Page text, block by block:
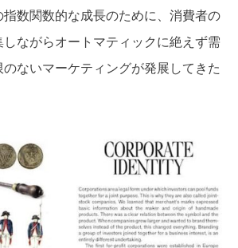
数関数的な成長のために、消費者の
ながらオートマティックに絶えず需
ないマーケティングが発展してきた